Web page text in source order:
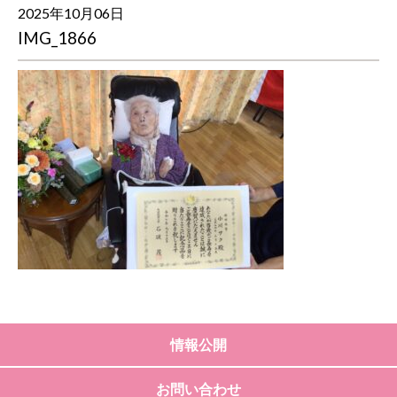
2025年10月06日
IMG_1866
情報公開
お問い合わせ